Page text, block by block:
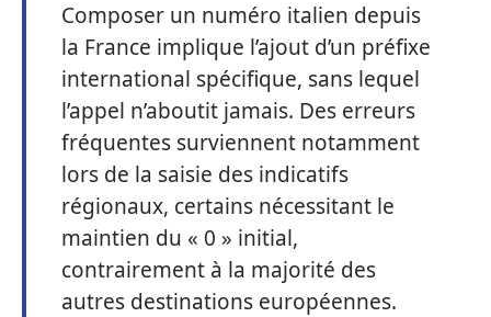
Composer un numéro italien depuis
la France implique l’ajout d’un préfixe
international spécifique, sans lequel
l’appel n’aboutit jamais. Des erreurs
fréquentes surviennent notamment
lors de la saisie des indicatifs
régionaux, certains nécessitant le
maintien du « 0 » initial,
contrairement à la majorité des
autres destinations européennes.